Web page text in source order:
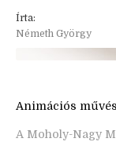
Írta:
Németh György
Animációs
A Moholy-Nagy